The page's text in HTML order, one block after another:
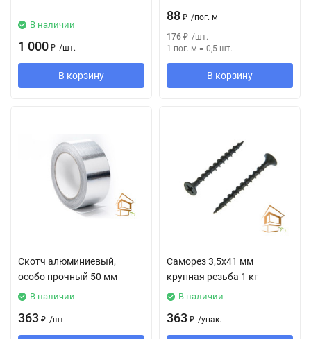
В наличии
1 000 ₽ /шт.
В корзину
88 ₽ /пог. м
176 ₽ /шт.
1 пог. м = 0,5 шт.
В корзину
Скотч алюминиевый,
особо прочный 50 мм
В наличии
363 ₽ /шт.
Саморез 3,5х41 мм
крупная резьба 1 кг
В наличии
363 ₽ /упак.